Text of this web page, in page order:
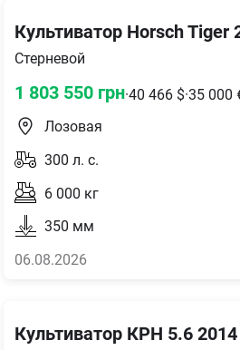
Культиватор Horsch Tiger
Стерневой
1 803 550 грн·40 466 $·35 000
Лозовая
300 л. с.
6 000 кг
350 мм
06.08.2026
Культиватор КРН 5.6 2014